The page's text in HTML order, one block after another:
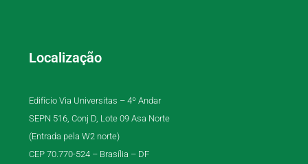
Localização
Edifício Via Universitas – 4º Andar
SEPN 516, Conj D, Lote 09 Asa Norte
(Entrada pela W2 norte)
CEP 70.770-524 – Brasília – DF